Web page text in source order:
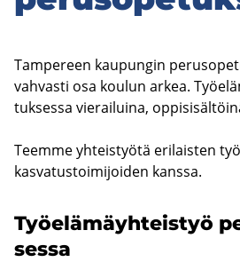
Tam­pe­reen kau­pun­gin
vah­vas­ti osa kou­lun arkea.
tuk­ses­sa vie­rai­lui­na,
Teem­me yh­teis­työ­tä eri­lais­ten
kas­va­tus­toi­mi­joi­den kans­sa.
Työ­elä­mäyh­teis­työ
ses­sa